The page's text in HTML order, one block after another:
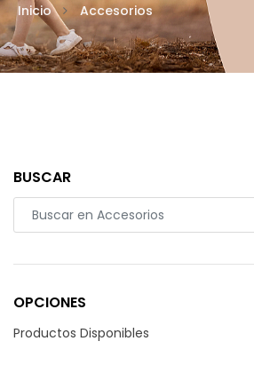
Inicio Accesorios
BUSCAR
OPCIONES
Productos Disponibles